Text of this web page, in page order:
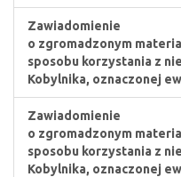
Zawiadomienie
o zgromadzonym
sposobu korzystania z
Kobylnika, oznaczonej
Zawiadomienie
o zgromadzonym
sposobu korzystania z
Kobylnika, oznaczonej